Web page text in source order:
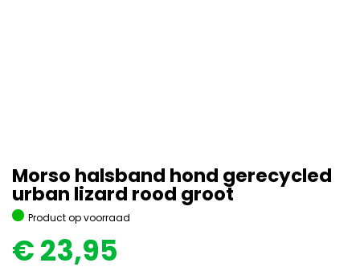
Morso halsband hond gerecycled
urban lizard rood groot
Product op voorraad
€23,95